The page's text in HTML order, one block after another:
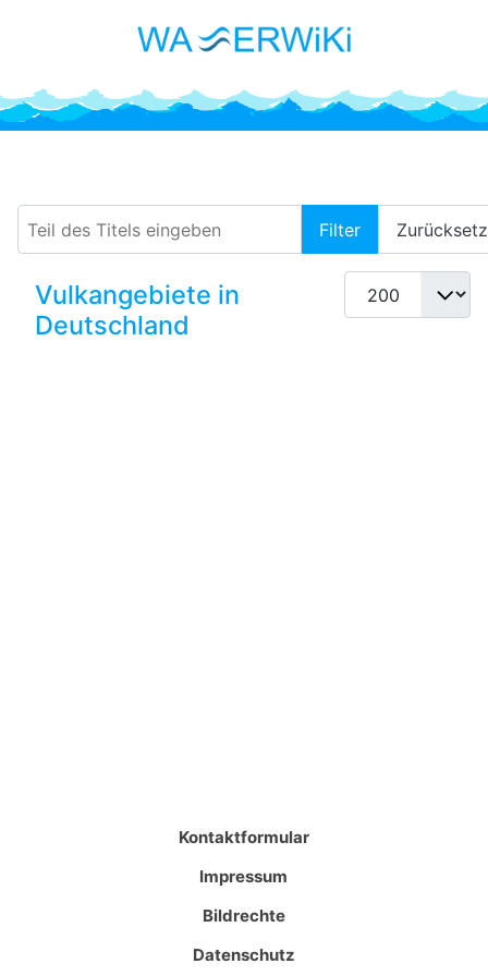
Filter
Anzeige #
Vulkangebiete in
Deutschland
Kontaktformular
Impressum
Bildrechte
Datenschutz